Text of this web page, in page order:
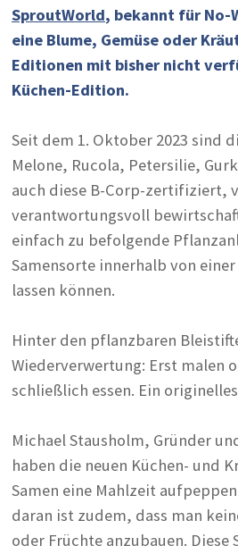
SproutWorld, bekannt für No-
eine Blume, Gemüse oder
Editionen mit bisher nicht
Küchen-Edition.
Seit dem 1. Oktober 2023 sind
Melone, Rucola, Petersilie,
auch diese B-Corp-zertifiziert,
verantwortungsvoll
einfach zu befolgende
Samensorte innerhalb von
lassen können.
Hinter den pflanzbaren
Wiederverwertung: Erst malen
schließlich essen. Ein
Michael Stausholm, Gründer
haben die neuen Küchen- und
Samen eine Mahlzeit
daran ist zudem, dass man
oder Früchte anzubauen.